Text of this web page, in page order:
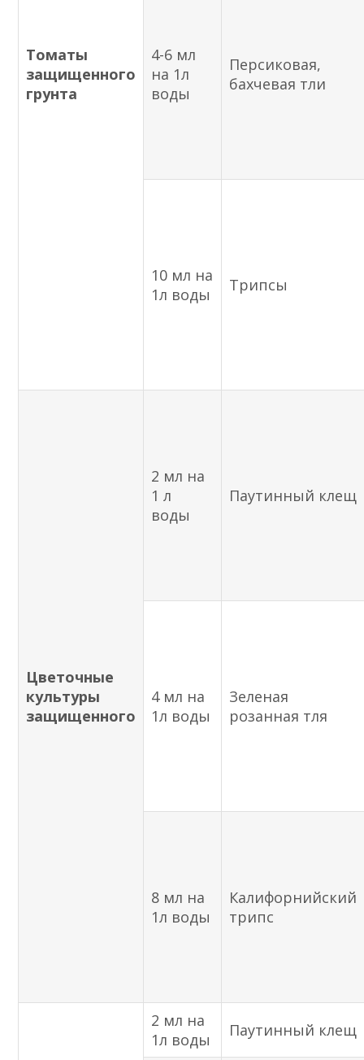
Томаты
защищенного
грунта
4-6 мл
на 1л
воды
Персиковая,
бахчевая тли
10 мл на
1л воды
Трипсы
Цветочные
культуры
защищенного
2 мл на
1 л
воды
Паутинный клещ
4 мл на
1л воды
Зеленая
розанная тля
8 мл на
1л воды
Калифорнийский
трипс
2 мл на
1л воды
Паутинный клещ